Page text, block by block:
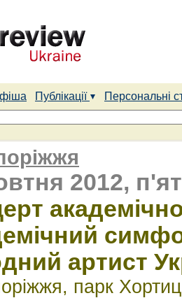
Публікації
Персональні
2012,
артист
парк